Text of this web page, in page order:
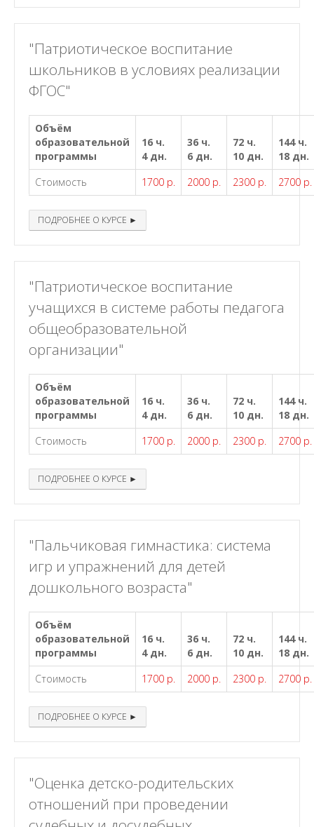
"Патриотическое воспитание
школьников в условиях реализации
ФГОС"
Объём
образовательной
программы
16 ч.
4 дн.
36 ч.
6 дн.
72 ч.
10 дн.
144 ч.
18 дн.
Стоимость
1700 р. 2000 р. 2300 р. 2700 р.
ПОДРОБНЕЕ О КУРСЕ ►
"Патриотическое воспитание
учащихся в системе работы педагога
общеобразовательной
организации"
Объём
образовательной
программы
16 ч.
4 дн.
36 ч.
6 дн.
72 ч.
10 дн.
144 ч.
18 дн.
Стоимость
1700 р. 2000 р. 2300 р. 2700 р.
ПОДРОБНЕЕ О КУРСЕ ►
"Пальчиковая гимнастика: система
игр и упражнений для детей
дошкольного возраста"
Объём
образовательной
программы
16 ч.
4 дн.
36 ч.
6 дн.
72 ч.
10 дн.
144 ч.
18 дн.
Стоимость
1700 р. 2000 р. 2300 р. 2700 р.
ПОДРОБНЕЕ О КУРСЕ ►
"Оценка детско-родительских
отношений при проведении